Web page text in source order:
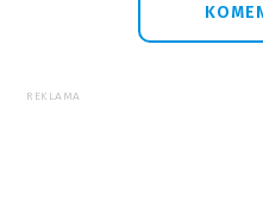
REKLAMA